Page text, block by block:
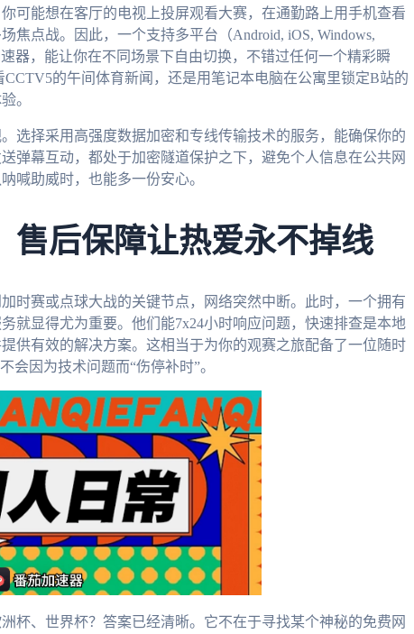
可能想在客厅的电视上投屏观看大赛，在通勤路上用手机查看
焦点战。因此，一个支持多平台（Android, iOS, Windows,
器，能让你在不同场景下自由切换，不错过任何一个精彩瞬
的午间体育新闻，还是用笔记本电脑在公寓里锁定B站的
。
选择采用高强度数据加密和专线传输技术的服务，能确保你的
弹幕互动，都处于加密隧道保护之下，避免个人信息在公共网
喊助威时，也能多一份安心。
售后保障让热爱永不掉线
时赛或点球大战的关键节点，网络突然中断。此时，一个拥有
就显得尤为重要。他们能7x24小时响应问题，快速排查是本地
供有效的解决方案。这相当于为你的观赛之旅配备了一位随时
会因为技术问题而“伤停补时”。
杯、世界杯？答案已经清晰。它不在于寻找某个神秘的免费网